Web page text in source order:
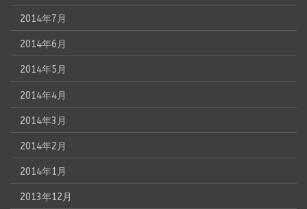
2014年7月
2014年6月
2014年5月
2014年4月
2014年3月
2014年2月
2014年1月
2013年12月